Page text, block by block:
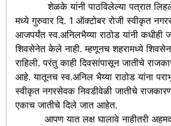
शेळके यांनी पाठविलेल्या पत्रात
मध्ये गुरुवार दि. 1 ऑक्टोबर रोजी स्वीकृत
आजपर्यंत स्व.अनिलभैय्या राठोड यांनी कधीही
शिवसेनेत केले नाही. म्हणूनच शहरामध्ये
राहिली. परंतु काही दिवसांपासून जातीचे
आहे. यातूनच स्व.अनिल भैय्या राठोड यांना
स्वीकृत नगरसेवक निवडीवेळी जातीचे
एकाच जातीचे दिले जात आहेत.
आपण यात लक्ष घालावे नाहीतरी